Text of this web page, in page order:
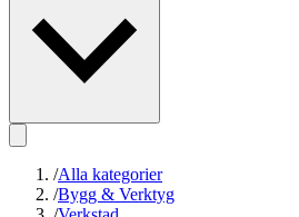
/Alla kategorier
/Bygg & Verktyg